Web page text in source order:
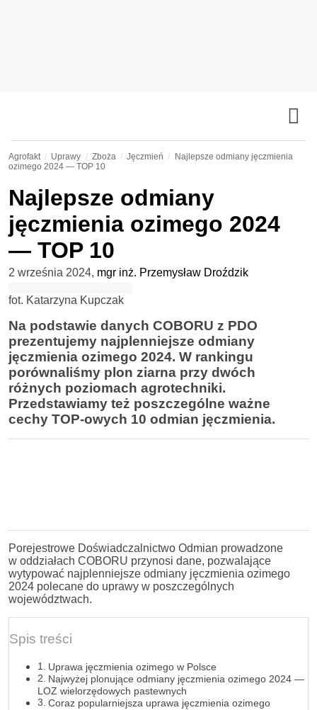
Agrofakt Uprawy Zboża Jęczmień
Najlepsze odmiany jęczmienia
ozimego 2024 — TOP 10
Najlepsze odmiany
jęczmienia ozimego 2024
— TOP 10
2 września 2024, mgr inż. Przemysław Droździk
fot. Katarzyna Kupczak
Na podstawie danych COBORU z PDO
prezentujemy najplenniejsze odmiany
jęczmienia ozimego 2024. W rankingu
porównaliśmy plon ziarna przy dwóch
różnych poziomach agrotechniki.
Przedstawiamy też poszczególne ważne
cechy TOP-owych 10 odmian jęczmienia.
Porejestrowe Doświadczalnictwo Odmian prowadzone
w oddziałach COBORU przynosi dane, pozwalające
wytypować najplenniejsze odmiany jęczmienia ozimego
2024 polecane do uprawy w poszczególnych
województwach.
Spis treści
Uprawa jęczmienia ozimego w Polsce
Najwyżej plonujące odmiany jęczmienia ozimego 2024 —
LOZ wielorzędowych pastewnych
Coraz popularniejsza uprawa jęczmienia ozimego